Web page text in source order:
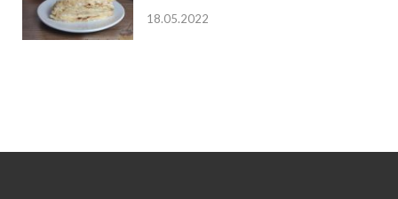
18.05.2022